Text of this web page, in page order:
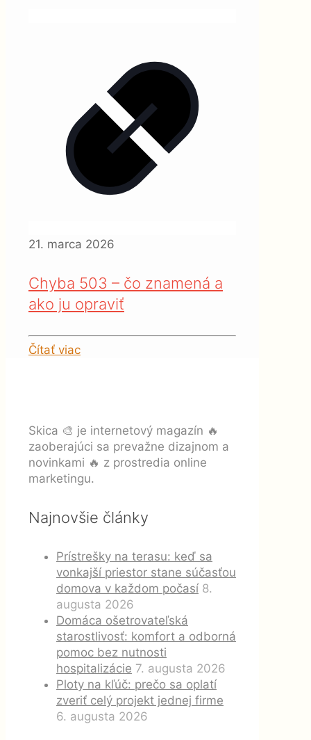
21. marca 2026
Chyba 503 – čo znamená a
ako ju opraviť
Čítať viac
Skica 🎨 je internetový magazín 🔥
zaoberajúci sa prevažne dizajnom a
novinkami 🔥 z prostredia online
marketingu.
Najnovšie články
Prístrešky na terasu: keď sa
vonkajší priestor stane súčasťou
domova v každom počasí 8.
augusta 2026
Domáca ošetrovateľská
starostlivosť: komfort a odborná
pomoc bez nutnosti
hospitalizácie 7. augusta 2026
Ploty na kľúč: prečo sa oplatí
zveriť celý projekt jednej firme
6. augusta 2026